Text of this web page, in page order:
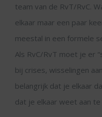
team van de RvT/RvC.
elkaar maar een paar
meestal in een formele
Als RvC/RvT moet je er
bij crises, wisselingen
belangrijk dat je elkaar
dat je elkaar weet aan te